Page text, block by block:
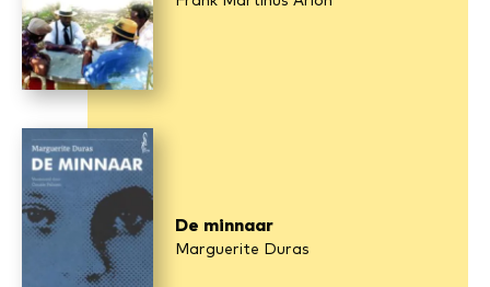
De minnaar
Marguerite Duras